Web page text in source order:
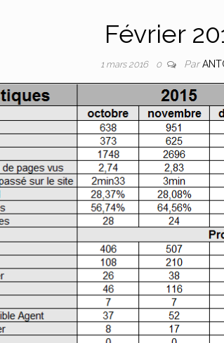
Février
1 mars 2016 0 Par